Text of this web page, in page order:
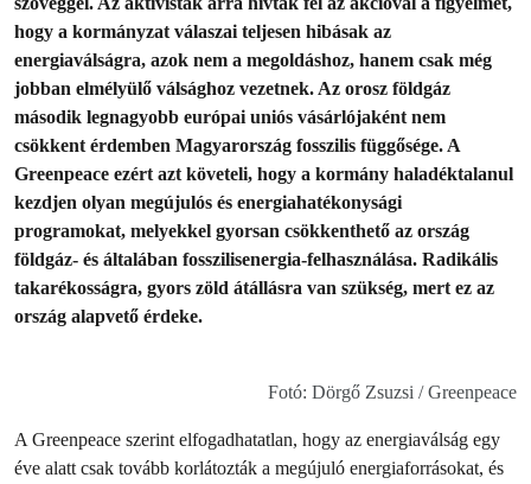
hogy a kormányzat válaszai teljesen hibásak az
energiaválságra, azok nem a megoldáshoz, hanem csak még
jobban elmélyülő válsághoz vezetnek. Az orosz földgáz
második legnagyobb európai uniós vásárlójaként nem
csökkent érdemben Magyarország fosszilis függősége. A
Greenpeace ezért azt követeli, hogy a kormány haladéktalanul
kezdjen olyan megújulós és energiahatékonysági
programokat, melyekkel gyorsan csökkenthető az ország
földgáz- és általában fosszilisenergia-felhasználása. Radikális
takarékosságra, gyors zöld átállásra van szükség, mert ez az
ország alapvető érdeke.
Fotó: Dörgő Zsuzsi / Greenpeace
A Greenpeace szerint elfogadhatatlan, hogy az energiaválság egy
éve alatt csak tovább korlátozták a megújuló energiaforrásokat, és